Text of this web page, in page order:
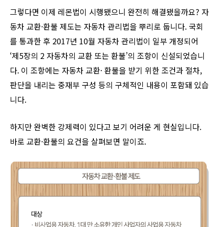
그렇다면 이제 레몬법이 시행됐으니 완전히 해결됐을까요? 자
동차 교환·환불 제도는 자동차 관리법을 뿌리로 둡니다. 국회
를 통과한 후 2017년 10월 자동차 관리법이 일부 개정되어
‘제5장의 2 자동차의 교환 또는 환불’의 조항이 신설되었습니
다. 이 조항에는 자동차 교환· 환불을 받기 위한 조건과 절차,
판단을 내리는 중재부 구성 등의 구체적인 내용이 포함돼 있습
니다.
하지만 완벽한 강제력이 있다고 보기 어려운 게 현실입니다.
바로 교환·환불의 요건을 살펴보면 말이죠.